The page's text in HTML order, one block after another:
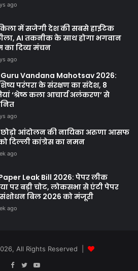
ago
में सजेगी देश की सबसे हाईटेक
AI तकनीक के साथ होगा भगवान
का दिव्य मंचन
ago
Vandana Mahotsav 2026:
परंपरा के संरक्षण का संदेश, 8
‘श्रेष्ठ कला आचार्य अलंकरण’ से
ago
छोड़ो आंदोलन की नायिका अरुणा आसफ
दिल्ली कांग्रेस का नमन
ago
Leak Bill 2026: पेपर लीक
पर बड़ी चोट, लोकसभा से एंटी पेपर
बिल 2026 को मंजूरी
ago
All Rights Reserved |
Facebook
TwitterYouTube